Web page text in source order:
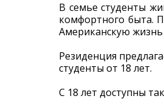
В семье студенты
комфортного быта.
Американскую
Резиденция
студенты от 18 лет.
С 18 лет доступны